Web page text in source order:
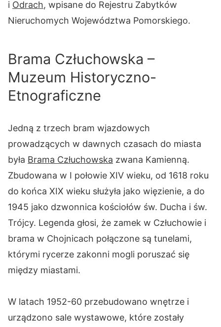
i Odrach, wpisane do Rejestru Zabytków
Nieruchomych Województwa Pomorskiego.
Brama Człuchowska –
Muzeum Historyczno-
Etnograficzne
Jedną z trzech bram wjazdowych
prowadzących w dawnych czasach do miasta
była Brama Człuchowska zwana Kamienną.
Zbudowana w I połowie XIV wieku, od 1618 roku
do końca XIX wieku służyła jako więzienie, a do
1945 jako dzwonnica kościołów św. Ducha i św.
Trójcy. Legenda głosi, że zamek w Człuchowie i
brama w Chojnicach połączone są tunelami,
którymi rycerze zakonni mogli poruszać się
między miastami.
W latach 1952-60 przebudowano wnętrze i
urządzono sale wystawowe, które zostały